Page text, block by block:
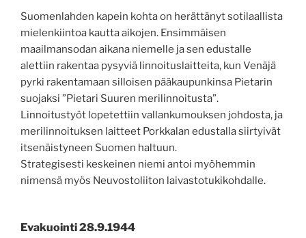
Suomenlahden kapein kohta on herättänyt sotilaallista
mielenkiintoa kautta aikojen. Ensimmäisen
maailmansodan aikana niemelle ja sen edustalle
alettiin rakentaa pysyviä linnoituslaitteita, kun Venäjä
pyrki rakentamaan silloisen pääkaupunkinsa Pietarin
suojaksi ”Pietari Suuren merilinnoitusta”.
Linnoitustyöt lopetettiin vallankumouksen johdosta, ja
merilinnoituksen laitteet Porkkalan edustalla siirtyivät
itsenäistyneen Suomen haltuun.
Strategisesti keskeinen niemi antoi myöhemmin
nimensä myös Neuvostoliiton laivastotukikohdalle.
Evakuointi 28.9.1944